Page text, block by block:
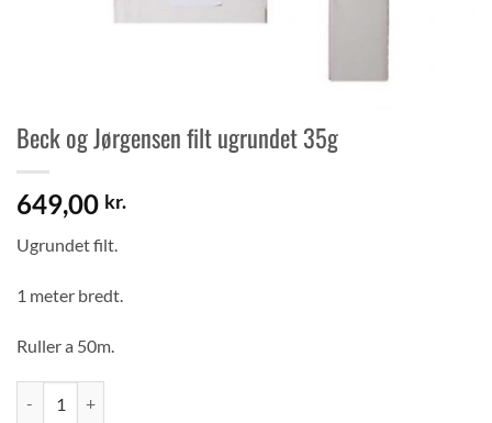
Beck og Jørgensen filt ugrundet 35g
649,00 kr.
Ugrundet filt.
1 meter bredt.
Ruller a 50m.